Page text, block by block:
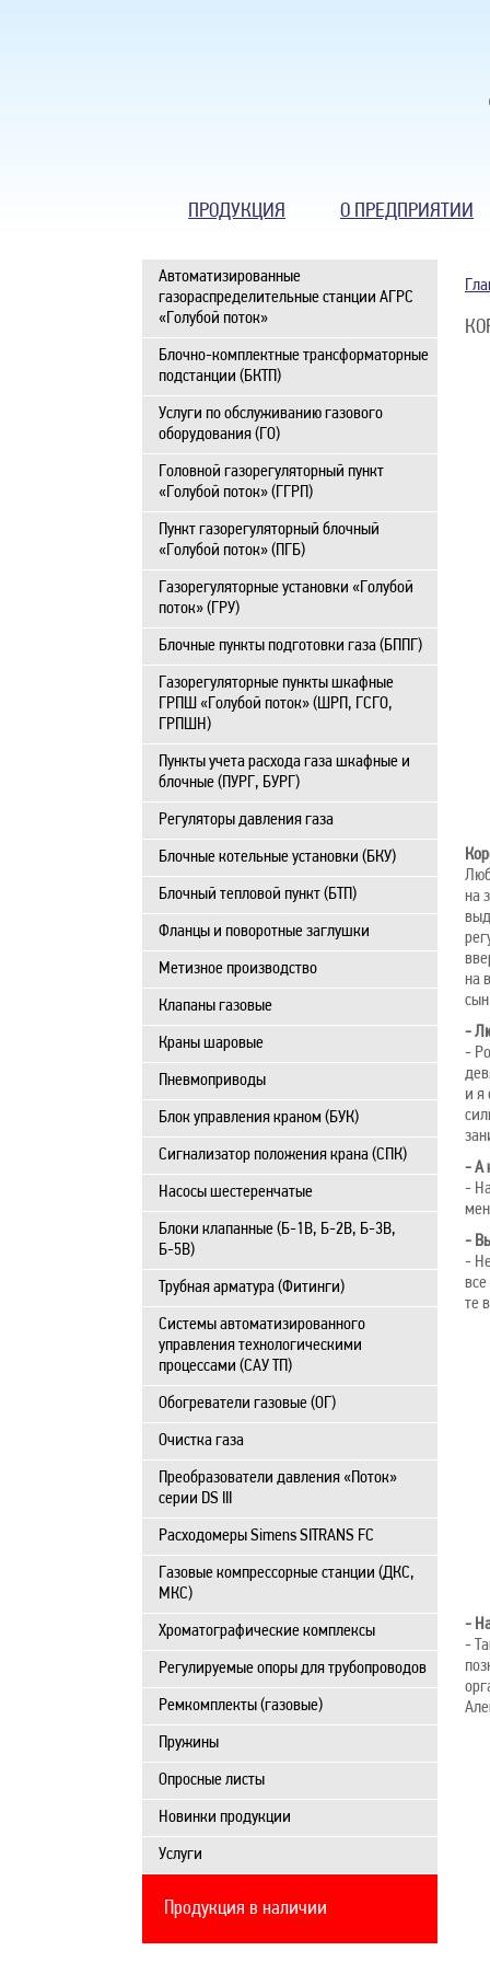
ПРОДУКЦИЯ О ПРЕДПРИЯТИИ
Автоматизированные
газораспределительные станции АГРС
«Голубой поток»
Блочно-комплектные трансформаторные
подстанции (БКТП)
Услуги по обслуживанию газового
оборудования (ГО)
Головной газорегуляторный пункт
«Голубой поток» (ГГРП)
Пункт газорегуляторный блочный
«Голубой поток» (ПГБ)
Газорегуляторные установки «Голубой
поток» (ГРУ)
Блочные пункты подготовки газа (БППГ)
Газорегуляторные пункты шкафные
ГРПШ «Голубой поток» (ШРП, ГСГО,
ГРПШН)
Пункты учета расхода газа шкафные и
блочные (ПУРГ, БУРГ)
Регуляторы давления газа
Блочные котельные установки (БКУ)
Блочный тепловой пункт (БТП)
Фланцы и поворотные заглушки
Метизное производство
Клапаны газовые
Краны шаровые
Пневмоприводы
Блок управления краном (БУК)
Сигнализатор положения крана (СПК)
Насосы шестеренчатые
Блоки клапанные (Б-1В, Б-2В, Б-3В,
Б-5В)
Трубная арматура (Фитинги)
Системы автоматизированного
управления технологическими
процессами (САУ ТП)
Обогреватели газовые (ОГ)
Очистка газа
Преобразователи давления «Поток»
серии DS III
Расходомеры Simens SITRANS FC
Газовые компрессорные станции (ДКС,
МКС)
Хроматографические комплексы
Регулируемые опоры для трубопроводов
Ремкомплекты (газовые)
Пружины
Опросные листы
Новинки продукции
Услуги
Продукция в наличии
на
на
-
-
и я
- А
-
-
-
те
-
-